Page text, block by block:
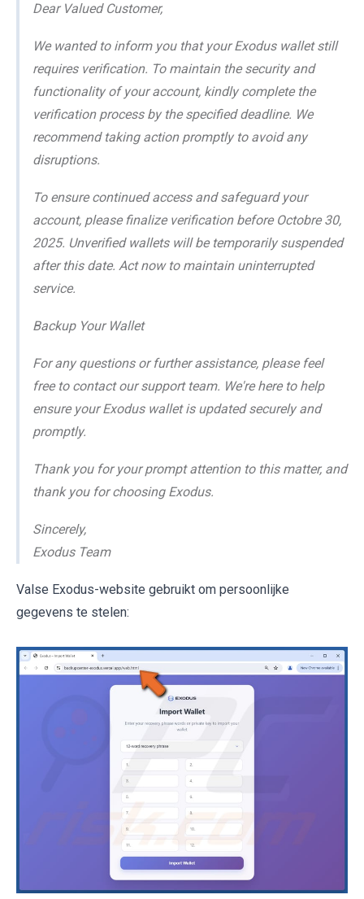
Dear Valued Customer,
We wanted to inform you that your Exodus wallet still
requires verification. To maintain the security and
functionality of your account, kindly complete the
verification process by the specified deadline. We
recommend taking action promptly to avoid any
disruptions.
To ensure continued access and safeguard your
account, please finalize verification before Octobre 30,
2025. Unverified wallets will be temporarily suspended
after this date. Act now to maintain uninterrupted
service.
Backup Your Wallet
For any questions or further assistance, please feel
free to contact our support team. We're here to help
ensure your Exodus wallet is updated securely and
promptly.
Thank you for your prompt attention to this matter, and
thank you for choosing Exodus.
Sincerely,
Exodus Team
Valse Exodus-website gebruikt om persoonlijke
gegevens te stelen: